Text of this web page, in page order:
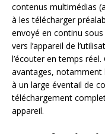
contenus multimédias
à les télécharger
envoyé en continu
vers l’appareil de
l’écouter en temps
avantages, notamment
à un large éventail de
téléchargement
appareil.